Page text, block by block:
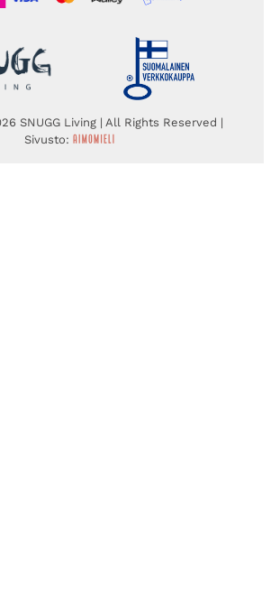
SNUGG Living | All Rights Reserved |
Sivusto: